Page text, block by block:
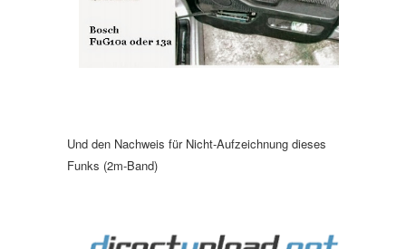
Und den Nachweis für Nicht-Aufzeichnung dieses
Funks (2m-Band)